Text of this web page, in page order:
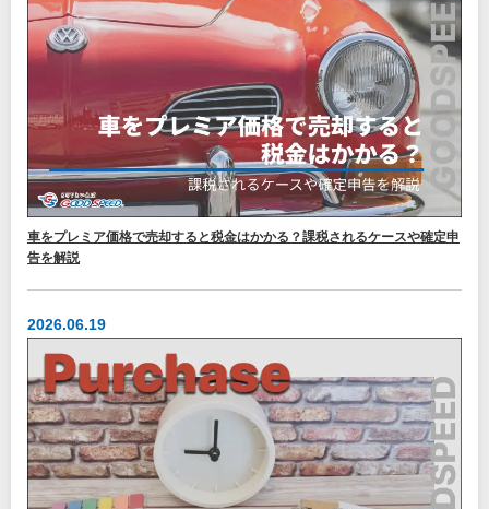
車をプレミア価格で売却すると税金はかかる？課税されるケースや確定申
告を解説
2026.06.19